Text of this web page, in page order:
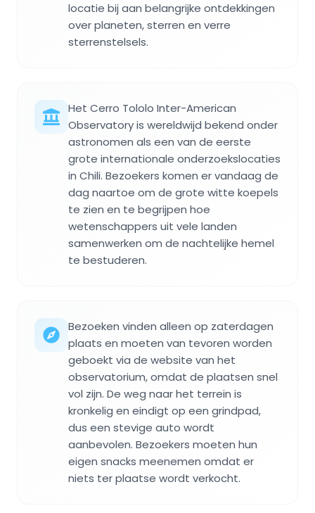
locatie bij aan belangrijke ontdekkingen
over planeten, sterren en verre
sterrenstelsels.
Het Cerro Tololo Inter-American
Observatory is wereldwijd bekend onder
astronomen als een van de eerste
grote internationale onderzoekslocaties
in Chili. Bezoekers komen er vandaag de
dag naartoe om de grote witte koepels
te zien en te begrijpen hoe
wetenschappers uit vele landen
samenwerken om de nachtelijke hemel
te bestuderen.
Bezoeken vinden alleen op zaterdagen
plaats en moeten van tevoren worden
geboekt via de website van het
observatorium, omdat de plaatsen snel
vol zijn. De weg naar het terrein is
kronkelig en eindigt op een grindpad,
dus een stevige auto wordt
aanbevolen. Bezoekers moeten hun
eigen snacks meenemen omdat er
niets ter plaatse wordt verkocht.